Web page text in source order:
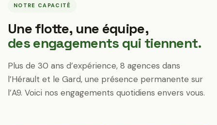
NOTRE CAPACITÉ
Une flotte, une équipe,
des engagements qui tiennent.
Plus de 30 ans d’expérience, 8 agences dans
l’Hérault et le Gard, une présence permanente sur
l’A9. Voici nos engagements quotidiens envers vous.